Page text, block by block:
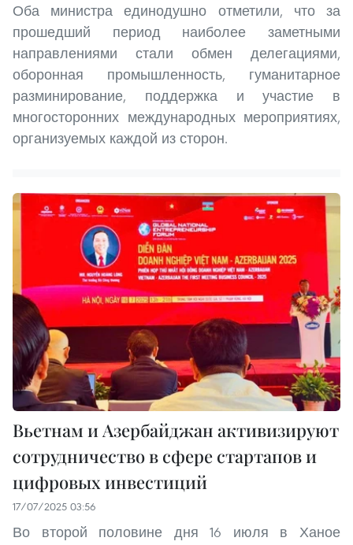
Оба министра единодушно отметили, что за
прошедший период наиболее заметными
направлениями стали обмен делегациями,
оборонная промышленность, гуманитарное
разминирование, поддержка и участие в
многосторонних международных мероприятиях,
организуемых каждой из сторон.
Вьетнам и Азербайджан активизируют
сотрудничество в сфере стартапов и
цифровых инвестиций
17/07/2025 03:56
Во второй половине дня 16 июля в Ханое